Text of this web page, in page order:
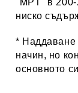
"MPT" в
ниско
* Наддаване
начин, но
основното